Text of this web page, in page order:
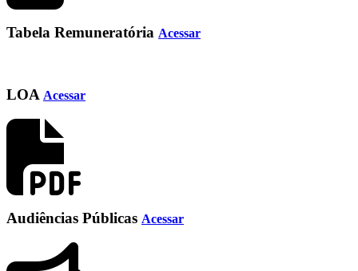
Tabela Remuneratória Acessar
LOA Acessar
Audiências Públicas Acessar